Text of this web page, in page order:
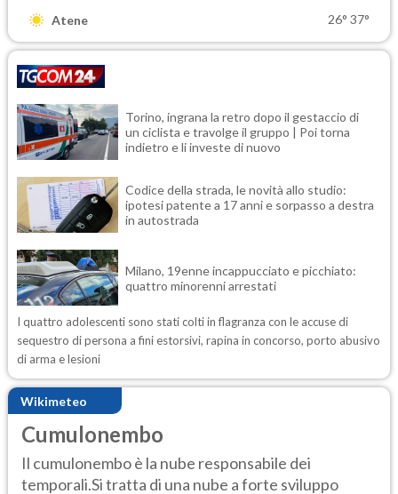
Atene 26° 37°
Torino, ingrana la retro dopo il gestaccio di
un ciclista e travolge il gruppo | Poi torna
indietro e li investe di nuovo
Codice della strada, le novità allo studio:
ipotesi patente a 17 anni e sorpasso a destra
in autostrada
Milano, 19enne incappucciato e picchiato:
quattro minorenni arrestati
I quattro adolescenti sono stati colti in flagranza con le accuse di
sequestro di persona a fini estorsivi, rapina in concorso, porto abusivo
di arma e lesioni
Wikimeteo
Cumulonembo
Il cumulonembo è la nube responsabile dei
temporali.Si tratta di una nube a forte sviluppo